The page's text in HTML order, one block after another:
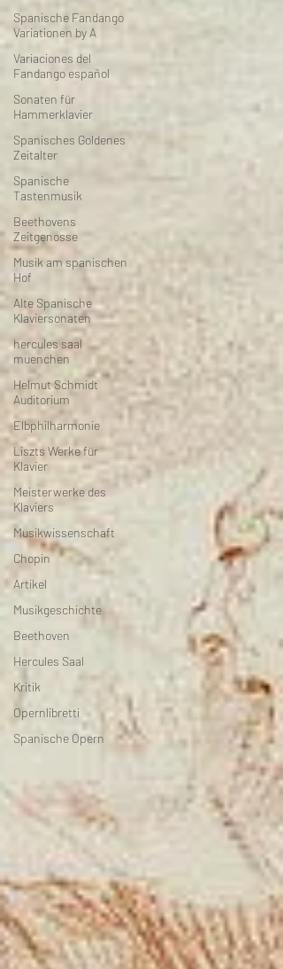
Spanische Fandango
Variationen by A
Variaciones del
Fandango español
Sonaten für
Hammerklavier
Spanisches Goldenes
Zeitalter
Spanische
Tastenmusik
Beethovens
Zeitgenosse
Musik am spanischen
Hof
Alte Spanische
Klaviersonaten
hercules saal
muenchen
Helmut Schmidt
Auditorium
Elbphilharmonie
Liszts Werke für
Klavier
Meisterwerke des
Klaviers
Musikwissenschaft
Chopin
Artikel
Musikgeschichte
Beethoven
Hercules Saal
Kritik
Opernlibretti
Spanische Opern